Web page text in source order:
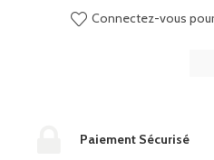
Connectez-vous
Paiement Sécurisé